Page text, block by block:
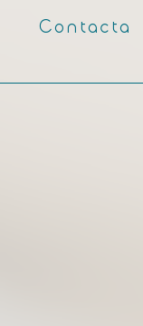
Contacta